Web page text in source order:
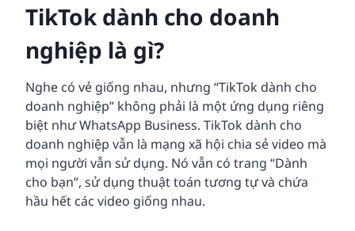
TikTok dành cho doanh
nghiệp là gì?
Nghe có vẻ giống nhau, nhưng “TikTok dành cho
doanh nghiệp” không phải là một ứng dụng riêng
biệt như WhatsApp Business. TikTok dành cho
doanh nghiệp vẫn là mạng xã hội chia sẻ video mà
mọi người vẫn sử dụng. Nó vẫn có trang “Dành
cho bạn”, sử dụng thuật toán tương tự và chứa
hầu hết các video giống nhau.